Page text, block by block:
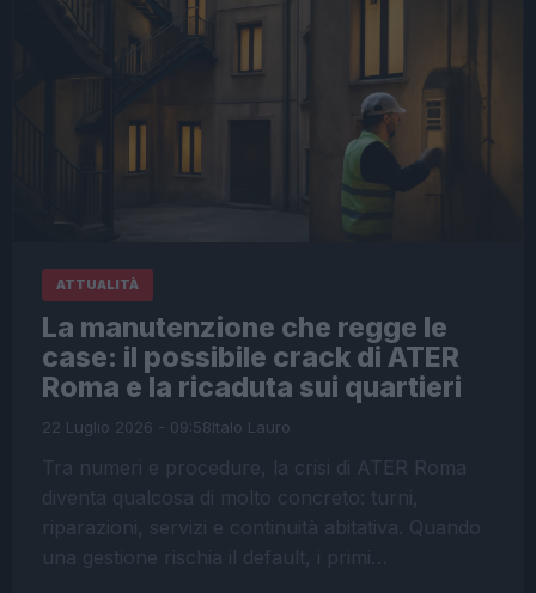
ATTUALITÀ
La manutenzione che regge le
case: il possibile crack di ATER
Roma e la ricaduta sui quartieri
22 Luglio 2026 - 09:58Italo Lauro
Tra numeri e procedure, la crisi di ATER Roma
diventa qualcosa di molto concreto: turni,
riparazioni, servizi e continuità abitativa. Quando
una gestione rischia il default, i primi…